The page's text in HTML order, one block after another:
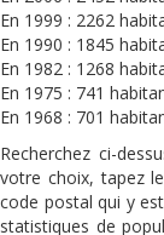
En 1999 : 2262
En 1990 : 1845
En 1982 : 1268
En 1975 : 741
En 1968 : 701
Recherchez ci-
votre choix, tapez
code postal qui y
statistiques de